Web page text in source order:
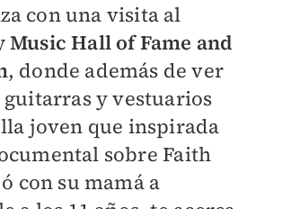
con una visita al
Music Hall of Fame and
, donde además de ver
guitarras y vestuarios
joven que inspirada
sobre Faith
con su mamá a